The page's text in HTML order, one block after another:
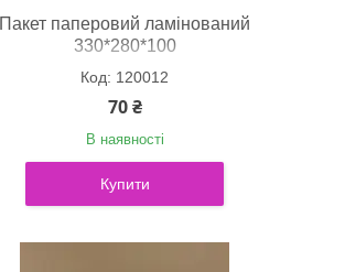
Пакет паперовий ламінований
330*280*100
120012
70 ₴
В наявності
Купити